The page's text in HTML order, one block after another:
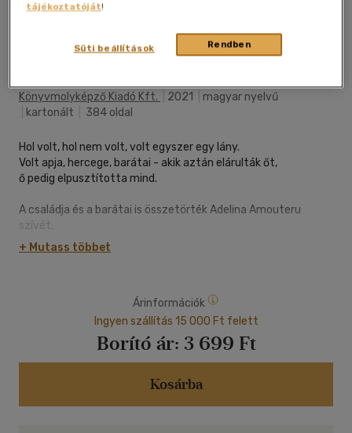
Könyvmolyképző Kiadó Kft. 2021
magyar nyelvű
kartonált 384 oldal
Hol volt, hol nem volt, volt egyszer egy lány.
Volt apja, hercege, barátai - akik aztán elárulták őt,
ő pedig elpusztította mind.
A családja és a barátai is összetörték Adelina Amouteru
szívét,
s az megtelt bosszúvággyal. Fehér Farkas néven ismerik és
rettegik őt,
szövetkezve saját hadsereget gyűjtsön, és legyőzze az
A fehér köpenyes katonákat, akik kis híján megölték.
Adelina nem egy tiszta szívű hős. Rettegésből és gyűlöletből
+ Mutass többet
Árinformációk
Ingyen szállítás 15 000 Ft felett
Borító ár: 3 699 Ft
Kosárba
tájékoztatóját!
Rendben
Süti beállítások